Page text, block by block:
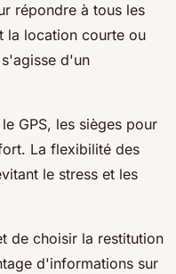
répondre à tous les
la location courte ou
d'un
GPS, les sièges pour
La flexibilité des
le stress et les
de choisir la restitution
d'informations sur